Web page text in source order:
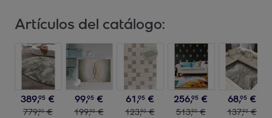
Artículos del catálogo:
389,95 €
779,90 €
99,95 €
199,90 €
61,95 €
123,90 €
256,95 €
513,90 €
68,95 €
137,90 €